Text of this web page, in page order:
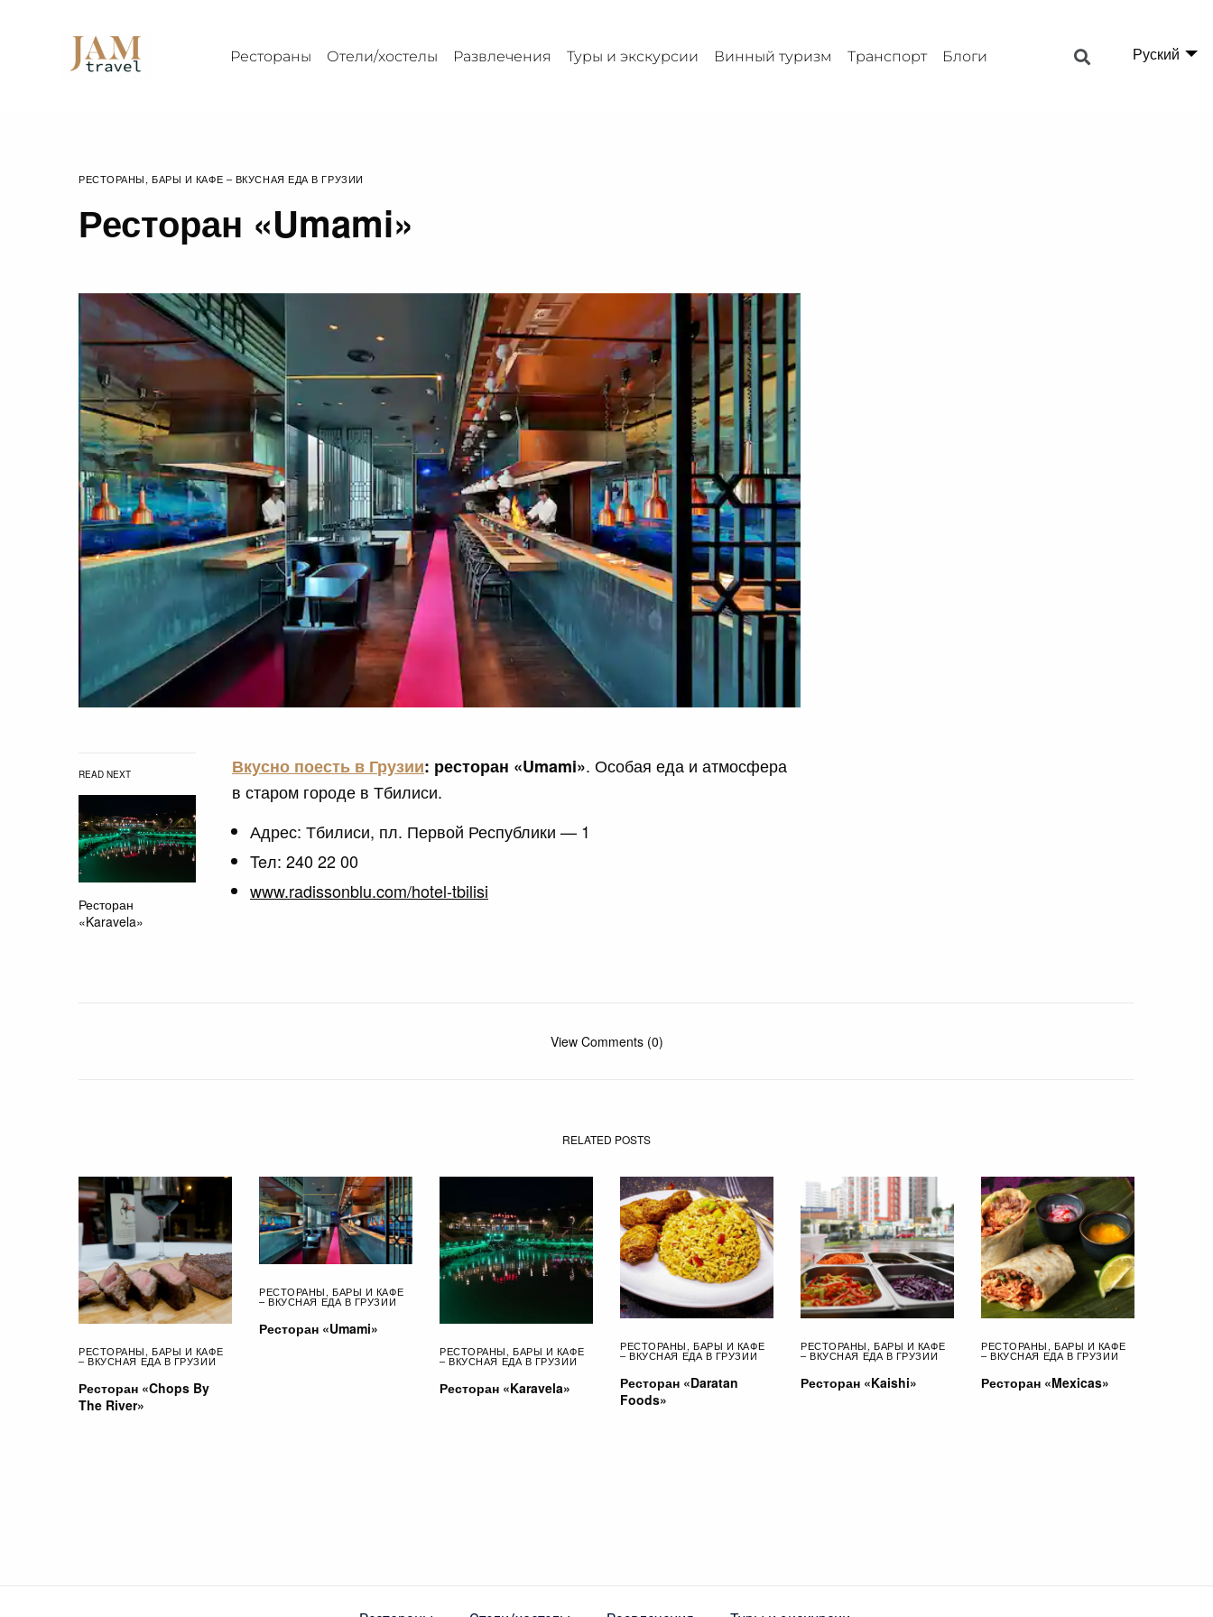
Рестораны Отели/хостелы Развлечения Туры и экскурсии Винный туризм Транспорт Блоги Руский
РЕСТОРАНЫ, БАРЫ И КАФЕ – ВКУСНАЯ ЕДА В ГРУЗИИ
Ресторан «Umami»
READ NEXT
Ресторан
«Karavela»
Вкусно поесть в Грузии: ресторан «Umami». Особая еда и атмосфера
в старом городе в Тбилиси.
Адрес: Тбилиси, пл. Первой Республики — 1
Teл: 240 22 00
www.radissonblu.com/hotel-tbilisi
View Comments (0)
RELATED POSTS
РЕСТОРАНЫ, БАРЫ И КАФЕ
– ВКУСНАЯ ЕДА В ГРУЗИИ
Ресторан «Chops By
The River»
РЕСТОРАНЫ, БАРЫ И КАФЕ
– ВКУСНАЯ ЕДА В ГРУЗИИ
Ресторан «Umami»
РЕСТОРАНЫ, БАРЫ И КАФЕ
– ВКУСНАЯ ЕДА В ГРУЗИИ
Ресторан «Karavela»
РЕСТОРАНЫ, БАРЫ И КАФЕ
– ВКУСНАЯ ЕДА В ГРУЗИИ
Ресторан «Daratan
Foods»
РЕСТОРАНЫ, БАРЫ И КАФЕ
– ВКУСНАЯ ЕДА В ГРУЗИИ
Ресторан «Kaishi»
РЕСТОРАНЫ, БАРЫ И КАФЕ
– ВКУСНАЯ ЕДА В ГРУЗИИ
Ресторан «Mexicas»